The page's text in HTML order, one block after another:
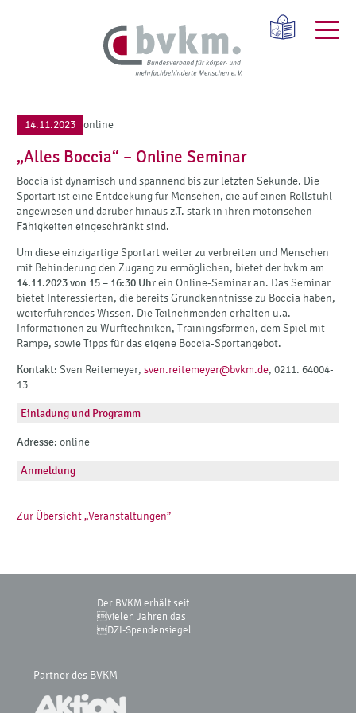
14.11.2023 online
„Alles Boccia“ – Online Seminar
Boccia ist dynamisch und spannend bis zur letzten Sekunde. Die
Sportart ist eine Entdeckung für Menschen, die auf einen Rollstuhl
angewiesen und darüber hinaus z.T. stark in ihren motorischen
Fähigkeiten eingeschränkt sind.
Um diese einzigartige Sportart weiter zu verbreiten und Menschen
mit Behinderung den Zugang zu ermöglichen, bietet der bvkm am
14.11.2023 von 15 – 16:30 Uhrein Online-Seminar an. Das Seminar
bietet Interessierten, die bereits Grundkenntnisse zu Boccia haben,
weiterführendes Wissen. Die Teilnehmenden erhalten u.a.
Informationen zu Wurftechniken, Trainingsformen, dem Spiel mit
Rampe, sowie Tipps für das eigene Boccia-Sportangebot.
Kontakt: Sven Reitemeyer, sven.reitemeyer@bvkm.de, 0211. 64004-
13
Einladung und Programm
Adresse: online
Anmeldung
Zur Übersicht „Veranstaltungen”
Der BVKM erhält seit
vielen Jahren das
DZI-Spendensiegel
Partner des BVKM